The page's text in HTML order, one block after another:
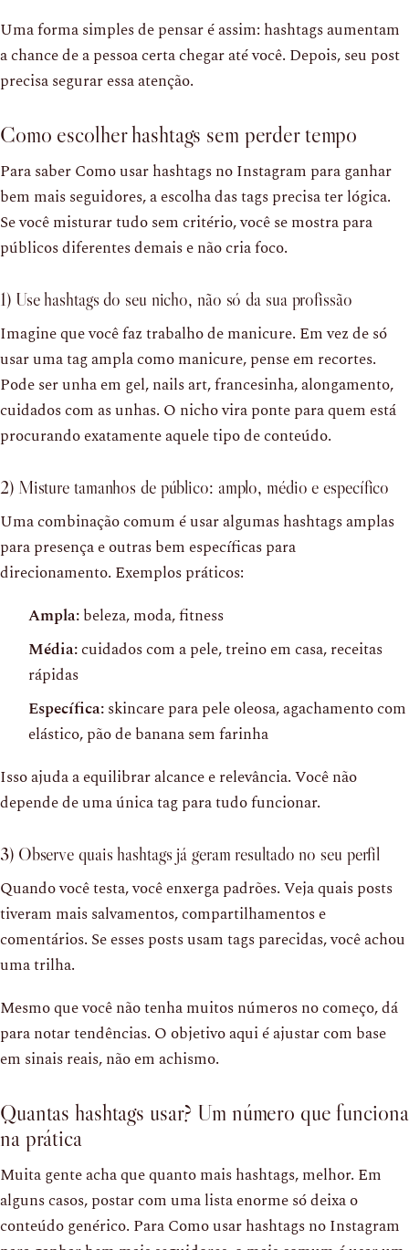
Uma forma simples de pensar é assim: hashtags aumentam
a chance de a pessoa certa chegar até você. Depois, seu post
precisa segurar essa atenção.
Como escolher hashtags sem perder tempo
Para saber Como usar hashtags no Instagram para ganhar
bem mais seguidores, a escolha das tags precisa ter lógica.
Se você misturar tudo sem critério, você se mostra para
públicos diferentes demais e não cria foco.
1) Use hashtags do seu nicho, não só da sua profissão
Imagine que você faz trabalho de manicure. Em vez de só
usar uma tag ampla como manicure, pense em recortes.
Pode ser unha em gel, nails art, francesinha, alongamento,
cuidados com as unhas. O nicho vira ponte para quem está
procurando exatamente aquele tipo de conteúdo.
2) Misture tamanhos de público: amplo, médio e específico
Uma combinação comum é usar algumas hashtags amplas
para presença e outras bem específicas para
direcionamento. Exemplos práticos:
Ampla:beleza, moda, fitness
Média:cuidados com a pele, treino em casa, receitas
rápidas
Específica:skincare para pele oleosa, agachamento com
elástico, pão de banana sem farinha
Isso ajuda a equilibrar alcance e relevância. Você não
depende de uma única tag para tudo funcionar.
3) Observe quais hashtags já geram resultado no seu perfil
Quando você testa, você enxerga padrões. Veja quais posts
tiveram mais salvamentos, compartilhamentos e
comentários. Se esses posts usam tags parecidas, você achou
uma trilha.
Mesmo que você não tenha muitos números no começo, dá
para notar tendências. O objetivo aqui é ajustar com base
em sinais reais, não em achismo.
Quantas hashtags usar? Um número que funciona
na prática
Muita gente acha que quanto mais hashtags, melhor. Em
alguns casos, postar com uma lista enorme só deixa o
conteúdo genérico. Para Como usar hashtags no Instagram